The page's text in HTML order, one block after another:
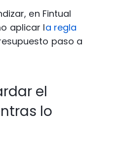
en Fintual
aplicar la regla
paso a
el
lo